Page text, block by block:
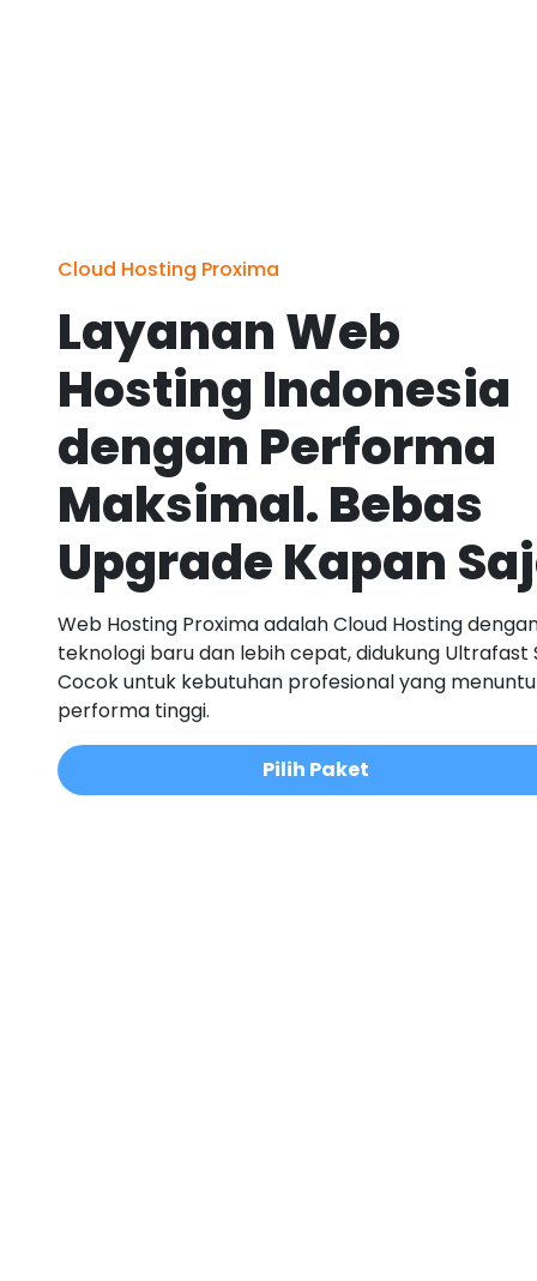
Cloud Hosting Proxima
Layanan Web
Hosting Indonesia
dengan Performa
Maksimal. Bebas
Upgrade Kapan
Web Hosting Proxima adalah Cloud Hosting
teknologi baru dan lebih cepat, didukung Ultrafast
Cocok untuk kebutuhan profesional yang
performa tinggi.
Pilih Paket